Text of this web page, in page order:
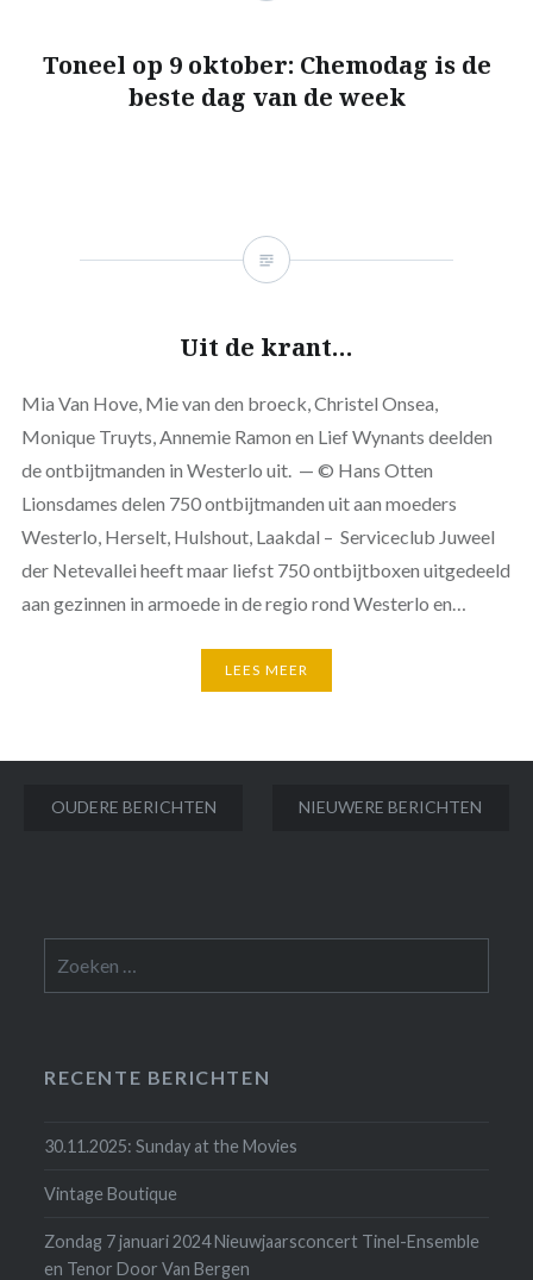
Toneel op 9 oktober: Chemodag is de
beste dag van de week
Uit de krant…
Mia Van Hove, Mie van den broeck, Christel Onsea,
Monique Truyts, Annemie Ramon en Lief Wynants deelden
de ontbijtmanden in Westerlo uit. — © Hans Otten
Lionsdames delen 750 ontbijtmanden uit aan moeders
Westerlo, Herselt, Hulshout, Laakdal – Serviceclub Juweel
der Netevallei heeft maar liefst 750 ontbijtboxen uitgedeeld
aan gezinnen in armoede in de regio rond Westerlo en…
LEES MEER
Berichtnavigatie
OUDERE BERICHTEN NIEUWERE BERICHTEN
naar:
RECENTE BERICHTEN
30.11.2025: Sunday at the Movies
Vintage Boutique
Zondag 7 januari 2024 Nieuwjaarsconcert Tinel-Ensemble
en Tenor Door Van Bergen